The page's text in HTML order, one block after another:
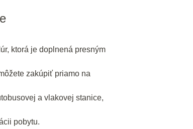
ktorá je doplnená presným
zakúpiť priamo na
a vlakovej stanice,
pobytu.